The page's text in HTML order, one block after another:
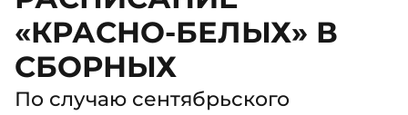
«КРАСНО-БЕЛЫХ» В
СБОРНЫХ
По случаю сентябрьского